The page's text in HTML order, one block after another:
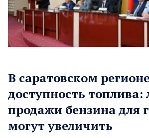
В саратовском
доступность
продажи бензина для
могут увеличить